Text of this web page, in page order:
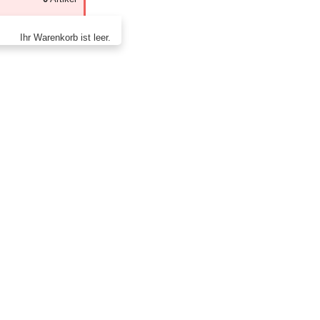
Ihr Warenkorb ist leer.